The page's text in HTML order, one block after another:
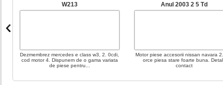
e class w3, 2. 0cdi,
de o gama variata
Motor piese accesorii nissan navara 2. 5td
orce piesa stare foarte buna. Detalii
Golf
STOP STANGA
Comercializam